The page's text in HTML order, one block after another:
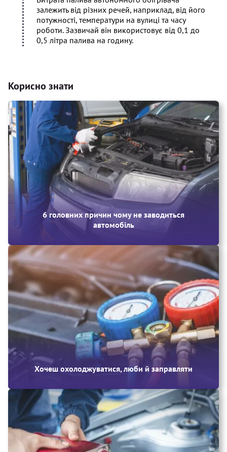
залежить від різних речей, наприклад, від його
потужності, температури на вулиці та часу
роботи. Зазвичай він використовує від 0,1 до
0,5 літра палива на годину.
Корисно знати
6 головних причин чому не заводиться
автомобіль
Хочеш охолоджуватися, люби й заправляти